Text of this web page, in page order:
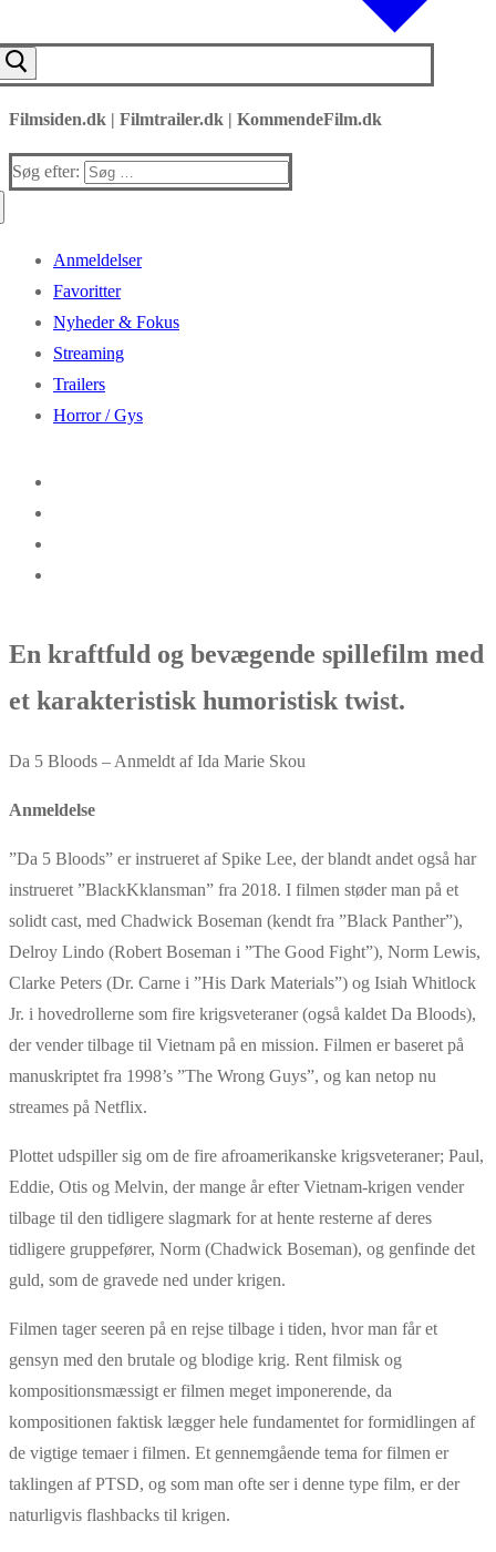
Filmsiden.dk | Filmtrailer.dk | KommendeFilm.dk
Søg efter:
Anmeldelser
Favoritter
Nyheder & Fokus
Streaming
Trailers
Horror / Gys
En kraftfuld og bevægende spillefilm med
et karakteristisk humoristisk twist.
Da 5 Bloods – Anmeldt af Ida Marie Skou
Anmeldelse
”Da 5 Bloods” er instrueret af Spike Lee, der blandt andet også har
instrueret ”BlackKklansman” fra 2018. I filmen støder man på et
solidt cast, med Chadwick Boseman (kendt fra ”Black Panther”),
Delroy Lindo (Robert Boseman i ”The Good Fight”), Norm Lewis,
Clarke Peters (Dr. Carne i ”His Dark Materials”) og Isiah Whitlock
Jr. i hovedrollerne som fire krigsveteraner (også kaldet Da Bloods),
der vender tilbage til Vietnam på en mission. Filmen er baseret på
manuskriptet fra 1998’s ”The Wrong Guys”, og kan netop nu
streames på Netflix.
Plottet udspiller sig om de fire afroamerikanske krigsveteraner; Paul,
Eddie, Otis og Melvin, der mange år efter Vietnam-krigen vender
tilbage til den tidligere slagmark for at hente resterne af deres
tidligere gruppefører, Norm (Chadwick Boseman), og genfinde det
guld, som de gravede ned under krigen.
Filmen tager seeren på en rejse tilbage i tiden, hvor man får et
gensyn med den brutale og blodige krig. Rent filmisk og
kompositionsmæssigt er filmen meget imponerende, da
kompositionen faktisk lægger hele fundamentet for formidlingen af
de vigtige temaer i filmen. Et gennemgående tema for filmen er
taklingen af PTSD, og som man ofte ser i denne type film, er der
naturligvis flashbacks til krigen.